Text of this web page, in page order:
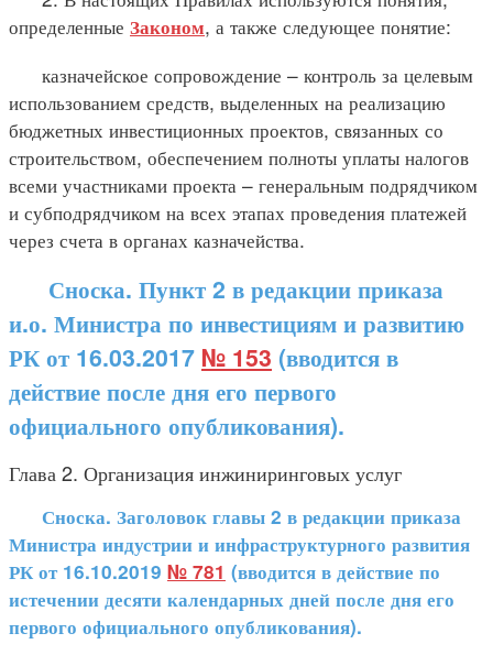
определенные Законом, а также следующее понятие:
казначейское сопровождение – контроль за целевым
использованием средств, выделенных на реализацию
бюджетных инвестиционных проектов, связанных со
строительством, обеспечением полноты уплаты налогов
всеми участниками проекта – генеральным подрядчиком
и субподрядчиком на всех этапах проведения платежей
через счета в органах казначейства.
Сноска. Пункт 2 в редакции приказа
и.о. Министра по инвестициям и развитию
РК от 16.03.2017 № 153 (вводится в
действие после дня его первого
официального опубликования).
Глава 2. Организация инжиниринговых услуг
Сноска. Заголовок главы 2 в редакции приказа
Министра индустрии и инфраструктурного развития
РК от 16.10.2019 № 781 (вводится в действие по
истечении десяти календарных дней после дня его
первого официального опубликования).